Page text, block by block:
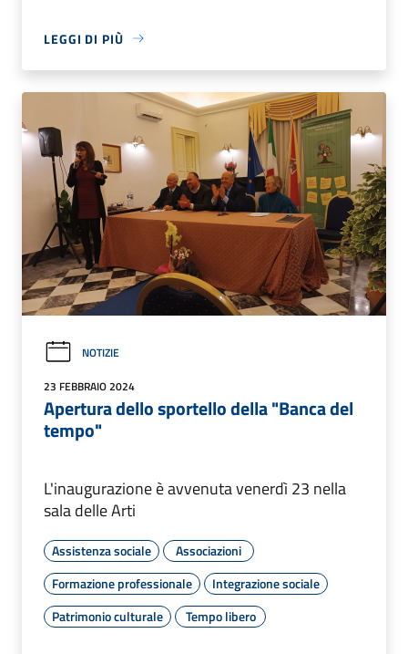
LEGGI DI PIÙ
NOTIZIE
23 FEBBRAIO 2024
Apertura dello sportello della "Banca del
tempo"
L'inaugurazione è avvenuta venerdì 23 nella
sala delle Arti
Assistenza sociale
Associazioni
Formazione professionale
Integrazione sociale
Patrimonio culturale
Tempo libero